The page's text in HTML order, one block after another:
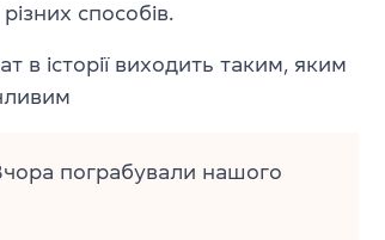
способів.
в історії виходить таким, яким
пограбували нашого